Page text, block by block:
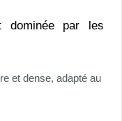
dominée par les
et dense, adapté au